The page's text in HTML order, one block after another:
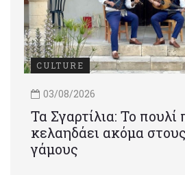
CULTURE
03/08/2026
Τα Σγαρτίλια: Το πουλί
κελαηδάει ακόμα
γάμους